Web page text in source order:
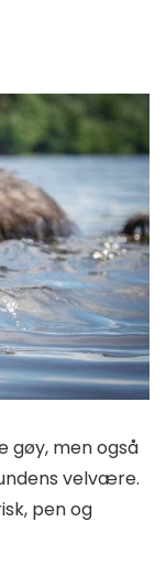
gøy, men også
velvære.
pen og